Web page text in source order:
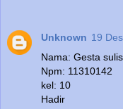
Unknown 19
Nama: Gesta
Npm: 11310142
kel: 10
Hadir